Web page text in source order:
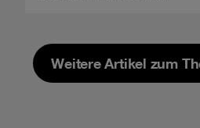
Weitere Artikel zum